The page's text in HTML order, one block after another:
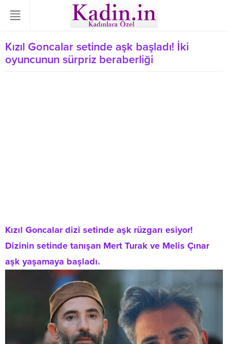
Kızıl Goncalar setinde aşk başladı! İki
oyuncunun sürpriz beraberliği
Kızıl Goncalar dizi setinde aşk rüzgarı esiyor!
Dizinin setinde tanışan Mert Turak ve Melis Çınar
aşk yaşamaya başladı.